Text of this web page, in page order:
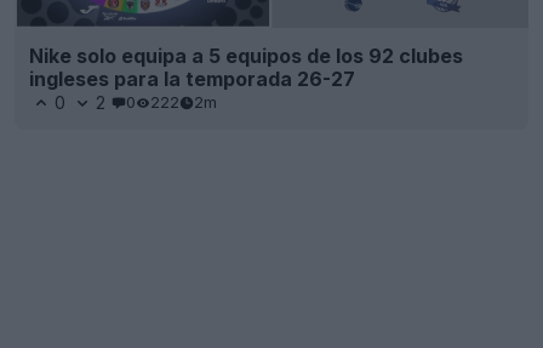
Nike solo equipa a 5 equipos de los 92 clubes
ingleses para la temporada 26-27
0 2 0 222 2m